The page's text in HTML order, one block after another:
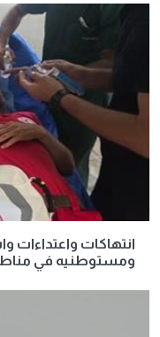
انتهاكات واعتداءات
ومستوطنيه في